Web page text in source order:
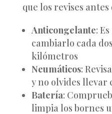
que los revises
Anticongelante:
cambiarlo cada
kilómetros
Neumáticos:
y no olvides llevar
Batería:
limpia los bornes